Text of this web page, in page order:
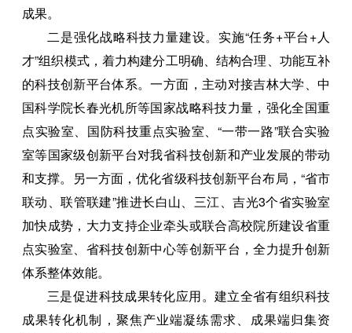
成果。
二是强化战略科技力量建设。实施“任务+平台+人
才”组织模式，着力构建分工明确、结构合理、功能互补
的科技创新平台体系。一方面，主动对接吉林大学、中
国科学院长春光机所等国家战略科技力量，强化全国重
点实验室、国防科技重点实验室、“一带一路”联合实验
室等国家级创新平台对我省科技创新和产业发展的带动
和支撑。另一方面，优化省级科技创新平台布局，“省市
联动、联管联建”推进长白山、三江、吉光3个省实验室
加快成势，大力支持企业牵头或联合高校院所建设省重
点实验室、省科技创新中心等创新平台，全力提升创新
体系整体效能。
三是促进科技成果转化应用。建立全省有组织科技
成果转化机制，聚焦产业端凝练需求、成果端归集资